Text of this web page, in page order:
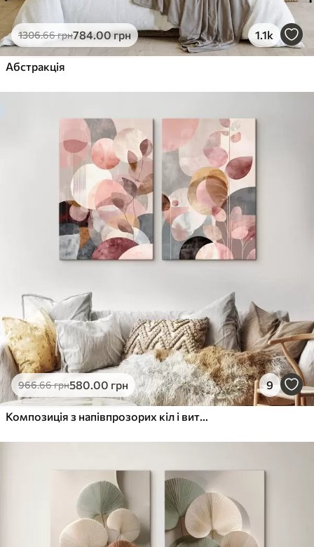
1306.66грн784.00грн 1.1k
Абстракція
966.66грн580.00 грн 9
Композиція з напівпрозорих кіл і витончених стебел